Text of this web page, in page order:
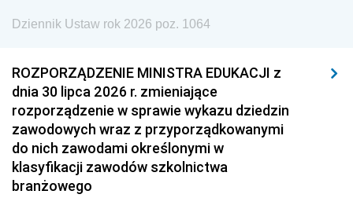
Dziennik Ustaw rok 2026 poz. 1064
ROZPORZĄDZENIE MINISTRA EDUKACJI z
dnia 30 lipca 2026 r. zmieniające
rozporządzenie w sprawie wykazu dziedzin
zawodowych wraz z przyporządkowanymi
do nich zawodami określonymi w
klasyfikacji zawodów szkolnictwa
branżowego